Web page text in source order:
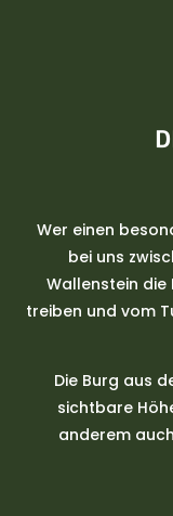
Wer einen
bei uns
Wallenstein die
treiben und vom
Die Burg aus
sichtbare
anderem